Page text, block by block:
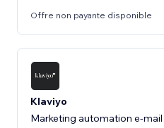
Offre non payante disponible
Klaviyo
Marketing automation e-mail